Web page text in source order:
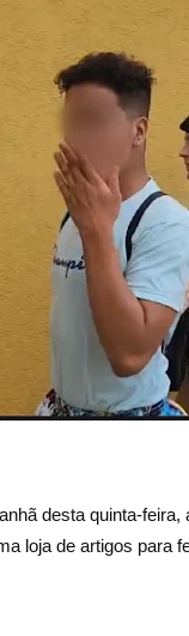
desta quinta-
loja de artigos para